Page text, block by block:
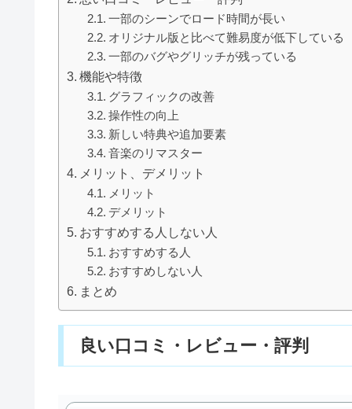
一部のシーンでロード時間が長い
オリジナル版と比べて難易度が低下している
一部のバグやグリッチが残っている
機能や特徴
グラフィックの改善
操作性の向上
新しい特典や追加要素
音楽のリマスター
メリット、デメリット
メリット
デメリット
おすすめする人しない人
おすすめする人
おすすめしない人
まとめ
良い口コミ・レビュー・評判